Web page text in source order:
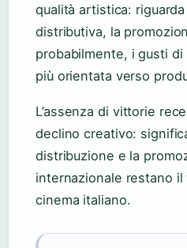
qualità artistica:
distributiva, la
probabilmente, i gusti di
più orientata verso
L’assenza di vittorie
declino creativo:
distribuzione e la
internazionale restano il
cinema italiano.